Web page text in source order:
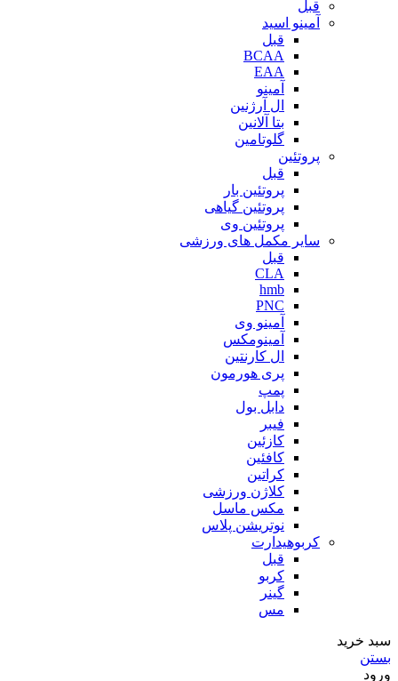
قبل
آمینو اسید
قبل
BCAA
EAA
آمینو
ال آرژنین
بتا آلانین
گلوتامین
پروتئین
قبل
پروتئین بار
پروتئین گیاهی
پروتئین وی
سایر مکمل های ورزشی
قبل
CLA
hmb
PNC
آمینو وی
آمینومکس
ال کارنتین
پری هورمون
پمپ
دابل بول
فیبر
کازئین
کافئین
کراتین
کلاژن ورزشی
مکس ماسل
نوتریشن پلاس
کربوهیدارت
قبل
کربو
گینر
مس
سبد خرید
بستن
ورود